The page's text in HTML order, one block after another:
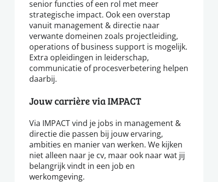
senior functies of een rol met meer
strategische impact. Ook een overstap
vanuit management & directie naar
verwante domeinen zoals projectleiding,
operations of business support is mogelijk.
Extra opleidingen in leiderschap,
communicatie of procesverbetering helpen
daarbij.
Jouw carrière via IMPACT
Via IMPACT vind je jobs in management &
directie die passen bij jouw ervaring,
ambities en manier van werken. We kijken
niet alleen naar je cv, maar ook naar wat jij
belangrijk vindt in een job en
werkomgeving.